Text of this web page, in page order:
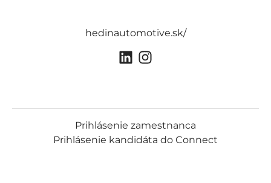
hedinautomotive.sk/
Prihlásenie zamestnanca
Prihlásenie kandidáta do Connect